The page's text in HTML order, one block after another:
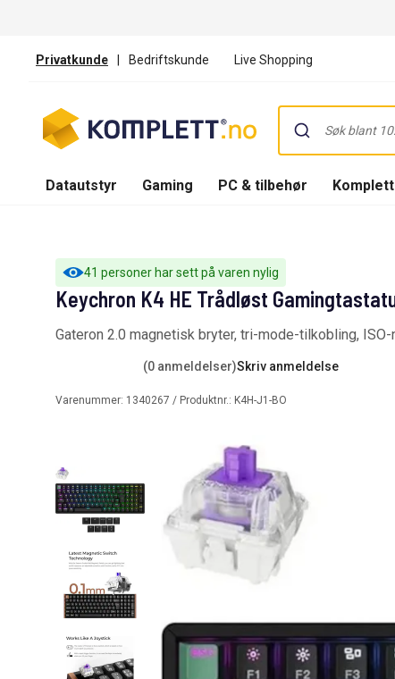
Privatkunde | Bedriftskunde Live Shopping
Datautstyr Gaming PC & tilbehør
41 personer har sett på varen nylig
Keychron K4 HE Trådløst
Gateron 2.0 magnetisk bryter, tri-mode-tilkobling,
(0 anmeldelser)Skriv anmeldelse
Varenummer: 1340267 / Produktnr.: K4H-J1-BO